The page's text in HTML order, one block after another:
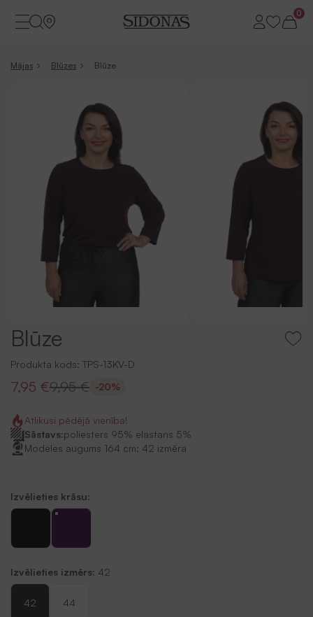
0
Mājas Blūzes Blūze
Blūze
Produkta kods: TPS-13KV-D
7,95 €9,95 € -20%
Atlikusi pēdējā vienība!
Sāstavs:poliesters 95% elastans 5%
Modeles augums 164 cm; 42 izmēra
Izvēlieties krāsu:
Izvēlieties izmērs: 42
42 44